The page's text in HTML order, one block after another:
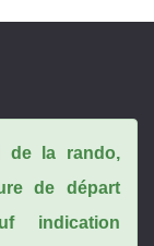
de la rando,
de départ
indication